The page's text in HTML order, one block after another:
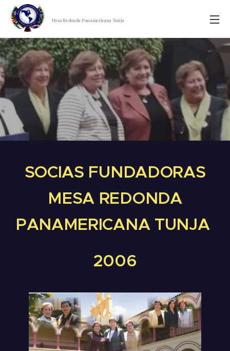
Mesa Redonda Panamericana Tunja
SOCIAS FUNDADORAS
MESA REDONDA
PANAMERICANA TUNJA
2006